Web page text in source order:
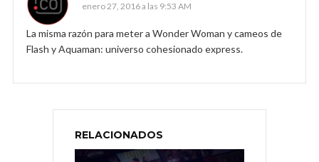
enero 27, 2016 a las 9:53 AM
La misma razón para meter a Wonder Woman y cameos de
Flash y Aquaman: universo cohesionado express.
RELACIONADOS